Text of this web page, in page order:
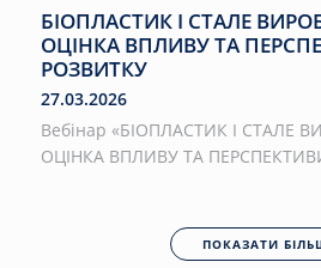
БІОПЛАСТИК І СТАЛЕ
ОЦІНКА ВПЛИВУ ТА
РОЗВИТКУ
27.03.2026
Вебінар «БІОПЛАСТИК І СТАЛЕ
ОЦІНКА ВПЛИВУ ТА
ПОКАЗАТИ